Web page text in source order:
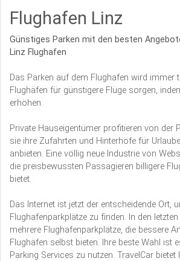
Flughafen Linz
Günstiges Parken mit den besten
Linz Flughafen
Das Parken auf dem Flughafen wird immer
Flughäfen für günstigere Flüge sorgen,
erhöhen.
Private Hauseigentümer profitieren von der
sie ihre Zufahrten und Hinterhöfe für
anbieten. Eine völlig neue Industrie von
die preisbewussten Passagieren billigere
bietet.
Das Internet ist jetzt der entscheidende Ort,
Flughafenparkplätze zu finden. In den
mehrere Flughafenparkplätze, die bessere
Flughäfen selbst bieten. Ihre beste Wahl ist
Parking Services zu nutzen. TravelCar bietet